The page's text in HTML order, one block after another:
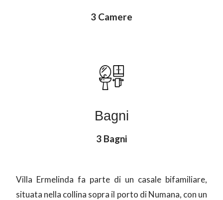
3 Camere
Bagni
3 Bagni
Villa Ermelinda fa parte di un casale bifamiliare,
situata nella collina sopra il porto di Numana, con un